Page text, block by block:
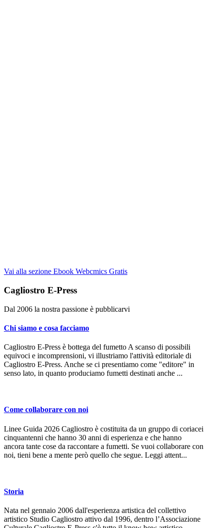
Vai alla sezione Ebook Webcmics Gratis
Cagliostro E-Press
Dal 2006 la nostra passione è pubblicarvi
Chi siamo e cosa facciamo
Cagliostro E-Press è bottega del fumetto A scanso di possibili
equivoci e incomprensioni, vi illustriamo l'attività editoriale di
Cagliostro E-Press. Anche se ci presentiamo come "editore" in
senso lato, in quanto produciamo fumetti destinati anche ...
Come collaborare con noi
Linee Guida 2026 Cagliostro è costituita da un gruppo di coriacei
cinquantenni che hanno 30 anni di esperienza e che hanno
ancora tante cose da raccontare a fumetti. Se vuoi collaborare con
noi, tieni bene a mente però quello che segue. Leggi attent...
Storia
Nata nel gennaio 2006 dall'esperienza artistica del collettivo
artistico Studio Cagliostro attivo dal 1996, dentro l’Associazione